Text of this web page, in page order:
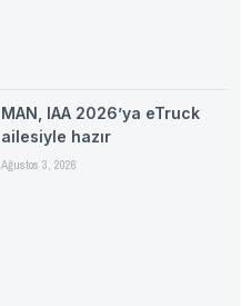
MAN, IAA 2026’ya eTruck
ailesiyle hazır
Ağustos 3, 2026